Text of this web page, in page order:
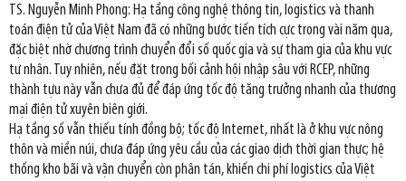
TS. Nguyễn Minh Phong: Hạ tầng công nghệ thông tin, logistics và thanh
toán điện tử của Việt Nam đã có những bước tiến tích cực trong vài năm qua,
đặc biệt nhờ chương trình chuyển đổi số quốc gia và sự tham gia của khu vực
tư nhân. Tuy nhiên, nếu đặt trong bối cảnh hội nhập sâu với RCEP, những
thành tựu này vẫn chưa đủ để đáp ứng tốc độ tăng trưởng nhanh của thương
mại điện tử xuyên biên giới.
Hạ tầng số vẫn thiếu tính đồng bộ; tốc độ Internet, nhất là ở khu vực nông
thôn và miền núi, chưa đáp ứng yêu cầu của các giao dịch thời gian thực; hệ
thống kho bãi và vận chuyển còn phân tán, khiến chi phí logistics của Việt